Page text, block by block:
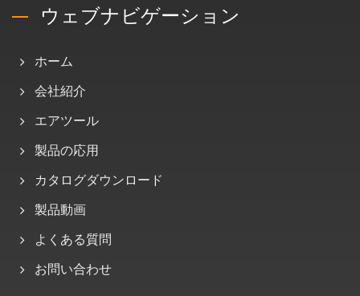
ウェブナビゲーション
ホーム
会社紹介
エアツール
製品の応用
カタログダウンロード
製品動画
よくある質問
お問い合わせ